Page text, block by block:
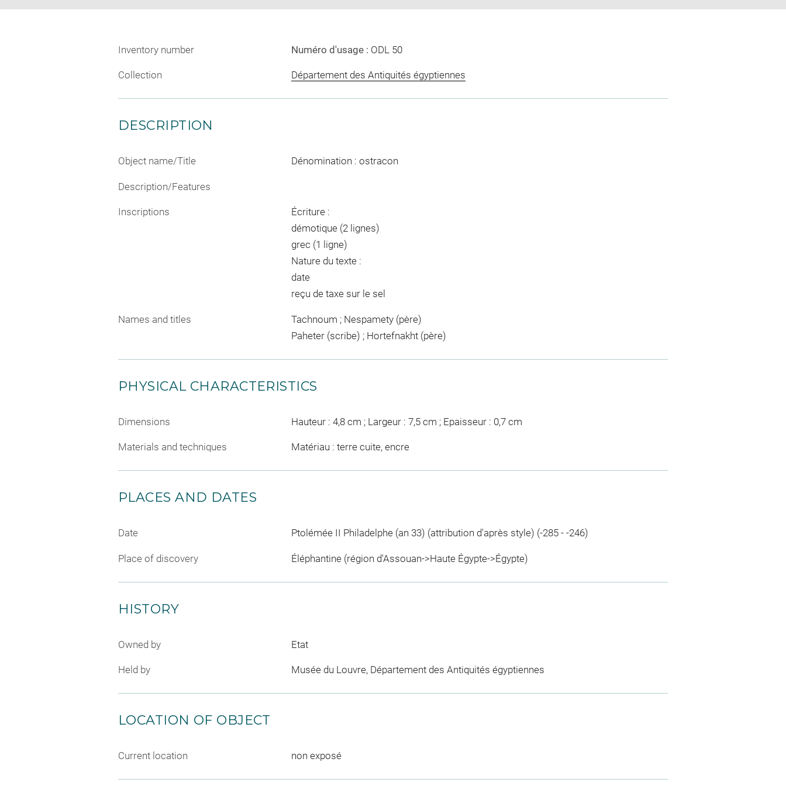
Inventory number Numéro d'usage : ODL 50
Collection Département des Antiquités égyptiennes
DESCRIPTION
Object name/Title Dénomination : ostracon
Description/Features
Inscriptions
Écriture :
démotique (2 lignes)
grec (1 ligne)
Nature du texte :
date
reçu de taxe sur le sel
Names and titles
Tachnoum ; Nespamety (père)
Paheter (scribe) ; Hortefnakht (père)
PHYSICAL CHARACTERISTICS
Dimensions Hauteur : 4,8 cm ; Largeur : 7,5 cm ; Epaisseur : 0,7 cm
Materials and techniques Matériau : terre cuite, encre
PLACES AND DATES
Date Ptolémée II Philadelphe (an 33) (attribution d'après style) (-285 - -246)
Place of discovery Éléphantine (région d'Assouan->Haute Égypte->Égypte)
HISTORY
Owned by Etat
Held by Musée du Louvre, Département des Antiquités égyptiennes
LOCATION OF OBJECT
Current location non exposé